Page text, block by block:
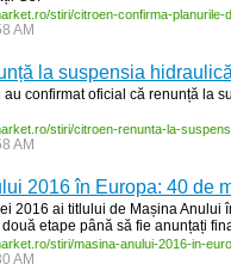
stiri/citroen-confirma-planurile-
AM
la suspensia hidraulică
confirmat oficial că renunță la
stiri/citroen-renunta-la-
AM
2016 în Europa: 40 de
2016 ai titlului de Mașina Anului
etape până să fie anunțați
stiri/masina-anului-2016-in-
AM